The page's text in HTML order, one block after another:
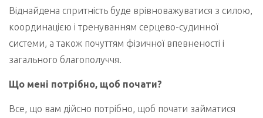
Віднайдена спритність буде врівноважуватися з силою,
координацією і тренуванням серцево-судинної
системи, а також почуттям фізичної впевненості і
загального благополуччя.
Що мені потрібно, щоб почати?
Все, що вам дійсно потрібно, щоб почати займатися